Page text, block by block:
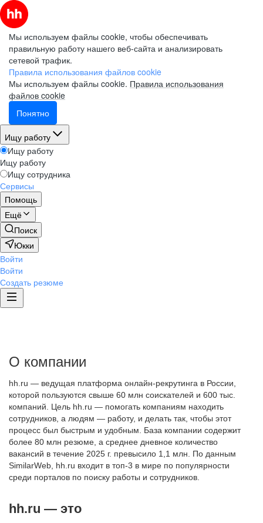
Мы используем файлы cookie, чтобы обеспечивать
правильную работу нашего веб-сайта и анализировать
сетевой трафик.
Правила использования файлов cookie
Мы используем файлы cookie. Правила использования
файлов cookie
Понятно
Ищу работу
Ищу работу
Ищу работу
Ищу сотрудника
Сервисы
Помощь
Ещё
Поиск
Юкки
Войти
Войти
Создать резюме
О компании
hh.ru — ведущая платформа онлайн-рекрутинга в России,
которой пользуются свыше 60 млн соискателей и 600 тыс.
компаний. Цель hh.ru — помогать компаниям находить
сотрудников, а людям — работу, и делать так, чтобы этот
процесс был быстрым и удобным. База компании содержит
более 80 млн резюме, а среднее дневное количество
вакансий в течение 2025 г. превысило 1,1 млн. По данным
SimilarWeb, hh.ru входит в топ-3 в мире по популярности
среди порталов по поиску работы и сотрудников.
hh.ru — это